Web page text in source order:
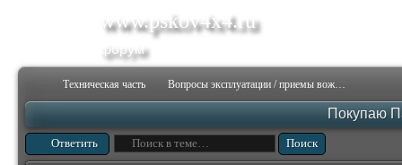
www.pskov4x4.ru
форум
Техническая часть Вопросы эксплуатации / приемы вождения
Покупаю
Ответить